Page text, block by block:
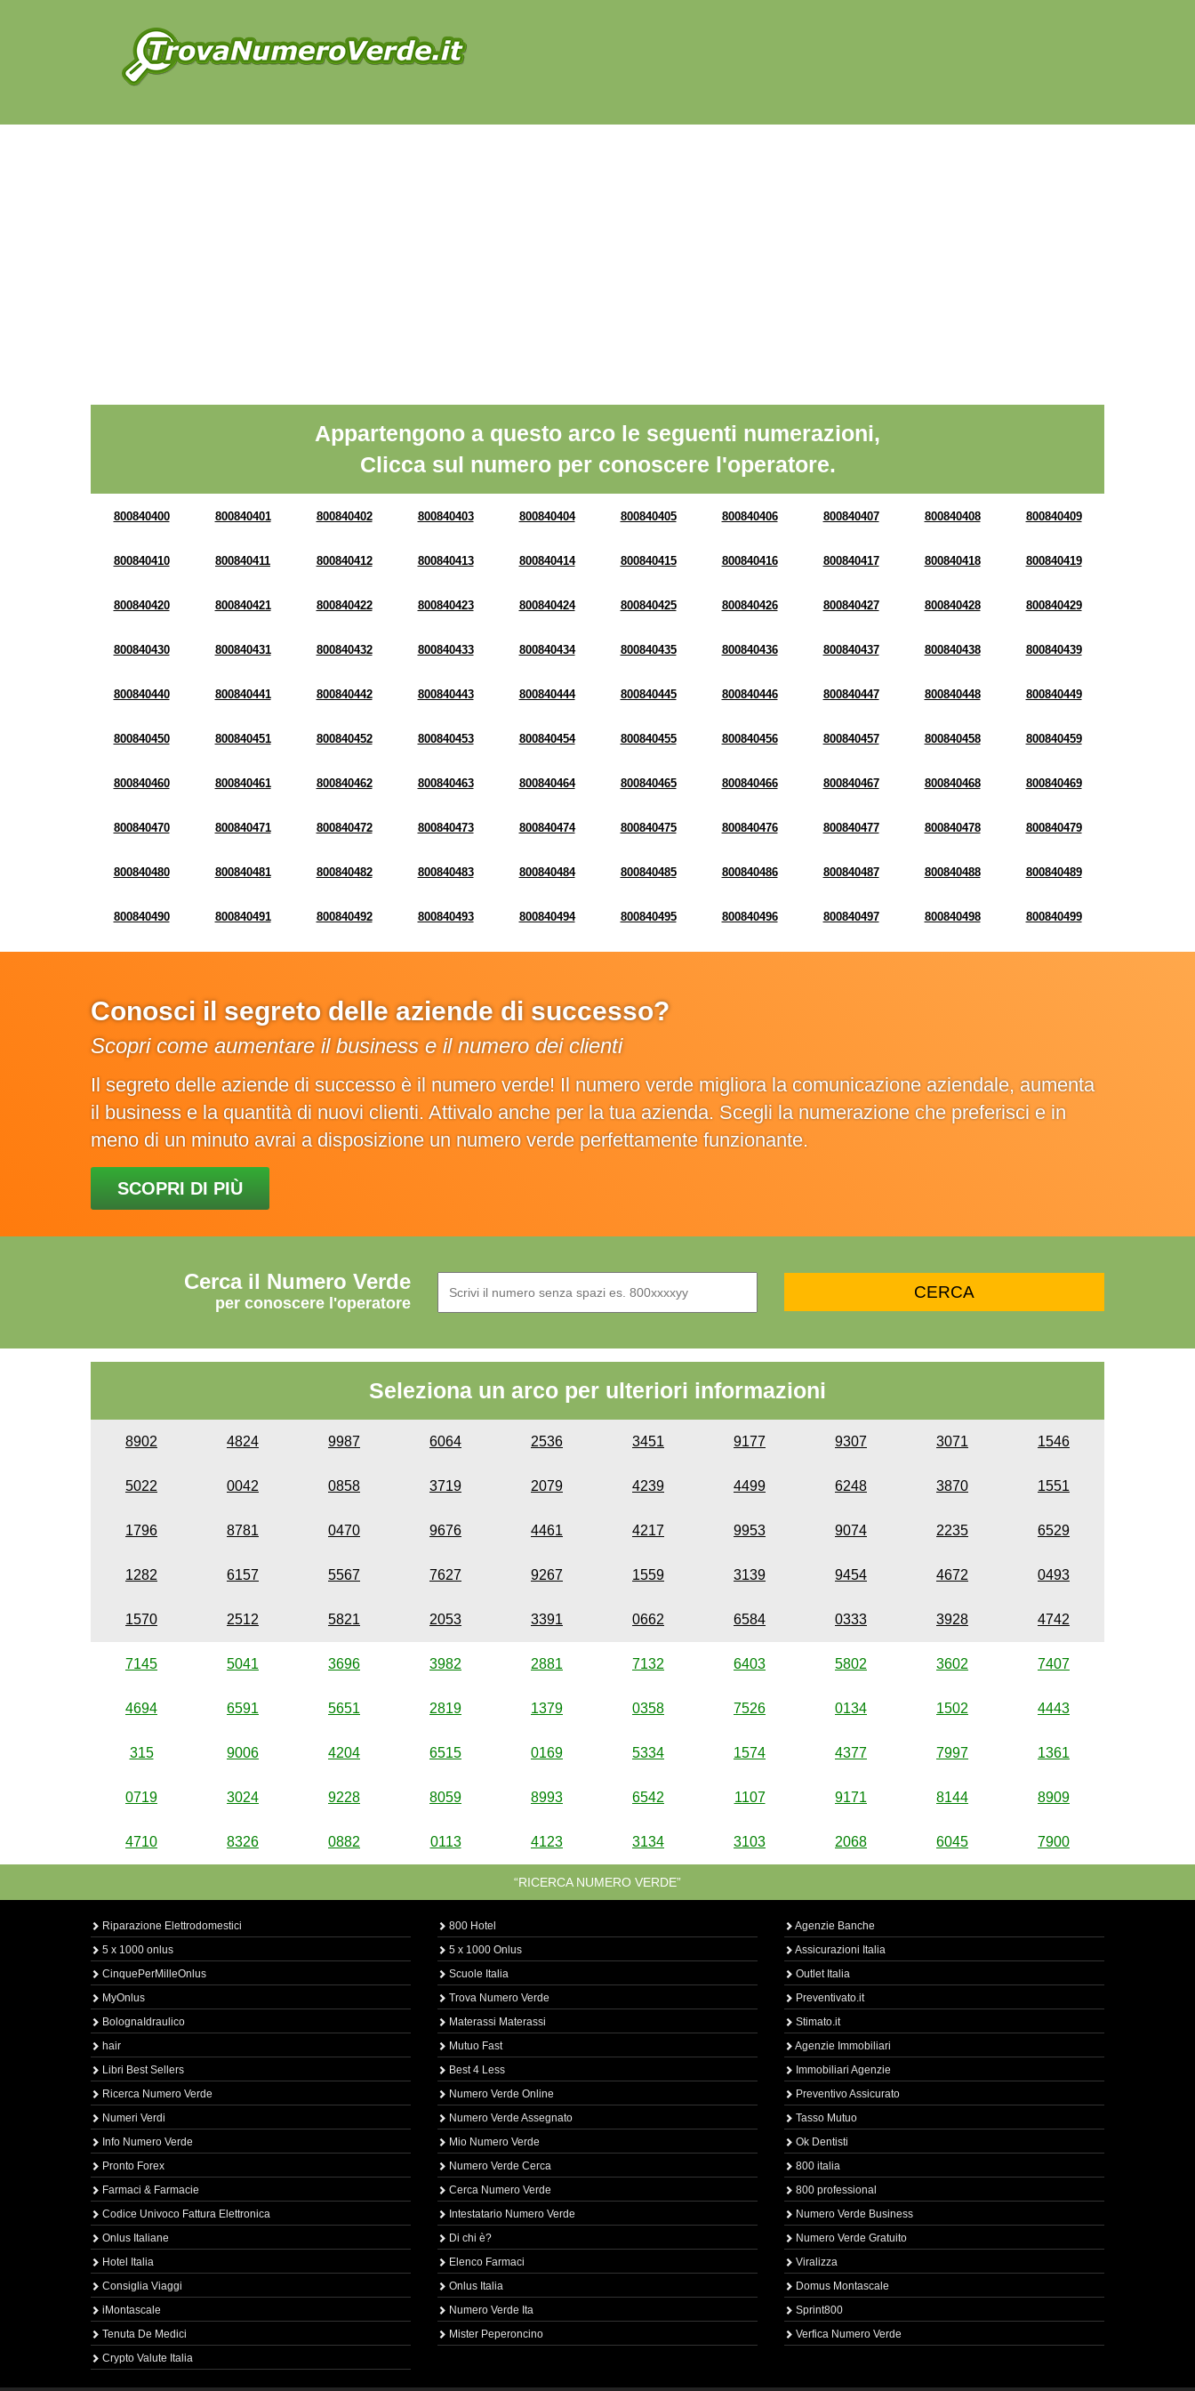
Appartengono a questo arco le seguenti numerazioni,
Clicca sul numero per conoscere l'operatore.
800840400 800840401 800840402 800840403 800840404 800840405 800840406 800840407 800840408 800840409
800840410 800840411 800840412 800840413 800840414 800840415 800840416 800840417 800840418 800840419
800840420 800840421 800840422 800840423 800840424 800840425 800840426 800840427 800840428 800840429
800840430 800840431 800840432 800840433 800840434 800840435 800840436 800840437 800840438 800840439
800840440 800840441 800840442 800840443 800840444 800840445 800840446 800840447 800840448 800840449
800840450 800840451 800840452 800840453 800840454 800840455 800840456 800840457 800840458 800840459
800840460 800840461 800840462 800840463 800840464 800840465 800840466 800840467 800840468 800840469
800840470 800840471 800840472 800840473 800840474 800840475 800840476 800840477 800840478 800840479
800840480 800840481 800840482 800840483 800840484 800840485 800840486 800840487 800840488 800840489
800840490 800840491 800840492 800840493 800840494 800840495 800840496 800840497 800840498 800840499
Conosci il segreto delle aziende di successo?
Scopri come aumentare il business e il numero dei clienti
Il segreto delle aziende di successo è il numero verde! Il numero verde migliora la comunicazione aziendale, aumenta
il business e la quantità di nuovi clienti. Attivalo anche per la tua azienda. Scegli la numerazione che preferisci e in
meno di un minuto avrai a disposizione un numero verde perfettamente funzionante.
SCOPRI DI PIÙ
Cerca il Numero Verde
per conoscere l'operatore
Seleziona un arco per ulteriori informazioni
8902 4824 9987 6064 2536 3451 9177 9307 3071 1546
5022 0042 0858 3719 2079 4239 4499 6248 3870 1551
1796 8781 0470 9676 4461 4217 9953 9074 2235 6529
1282 6157 5567 7627 9267 1559 3139 9454 4672 0493
1570 2512 5821 2053 3391 0662 6584 0333 3928 4742
7145 5041 3696 3982 2881 7132 6403 5802 3602 7407
4694 6591 5651 2819 1379 0358 7526 0134 1502 4443
315 9006 4204 6515 0169 5334 1574 4377 7997 1361
0719 3024 9228 8059 8993 6542 1107 9171 8144 8909
4710 8326 0882 0113 4123 3134 3103 2068 6045 7900
“RICERCA NUMERO VERDE”
Riparazione Elettrodomestici
5 x 1000 onlus
CinquePerMilleOnlus
MyOnlus
BolognaIdraulico
hair
Libri Best Sellers
Ricerca Numero Verde
Numeri Verdi
Info Numero Verde
Pronto Forex
Farmaci & Farmacie
Codice Univoco Fattura Elettronica
Onlus Italiane
Hotel Italia
Consiglia Viaggi
iMontascale
Tenuta De Medici
Crypto Valute Italia
800 Hotel
5 x 1000 Onlus
Scuole Italia
Trova Numero Verde
Materassi Materassi
Mutuo Fast
Best 4 Less
Numero Verde Online
Numero Verde Assegnato
Mio Numero Verde
Numero Verde Cerca
Cerca Numero Verde
Intestatario Numero Verde
Di chi è?
Elenco Farmaci
Onlus Italia
Numero Verde Ita
Mister Peperoncino
Agenzie Banche
Assicurazioni Italia
Outlet Italia
Preventivato.it
Stimato.it
Agenzie Immobiliari
Immobiliari Agenzie
Preventivo Assicurato
Tasso Mutuo
Ok Dentisti
800 italia
800 professional
Numero Verde Business
Numero Verde Gratuito
Viralizza
Domus Montascale
Sprint800
Verfica Numero Verde